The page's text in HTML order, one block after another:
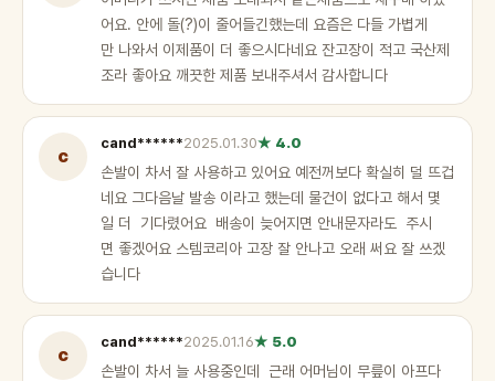
어요. 안에 돌(?)이 줄어들긴했는데 요즘은 다들 가볍게
만 나와서 이제품이 더 좋으시다네요 잔고장이 적고 국산제
조라 좋아요 깨끗한 제품 보내주셔서 감사합니다
c
cand******2025.01.30★ 4.0
손발이 차서 잘 사용하고 있어요 예전꺼보다 확실히 덜 뜨겁
네요 그다음날 발송 이라고 했는데 물건이 없다고 해서 몇
일 더 기다렸어요 배송이 늦어지면 안내문자라도 주시
면 좋겠어요 스템코리아 고장 잘 안나고 오래 써요 잘 쓰겠
습니다
c
cand******2025.01.16★ 5.0
손발이 차서 늘 사용중인데 근래 어머님이 무릎이 아프다